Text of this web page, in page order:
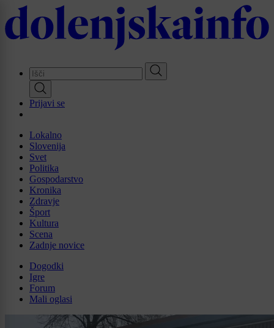
Skip
to
main
Prijavi se
Lokalno
Slovenija
Svet
Politika
Gospodarstvo
Kronika
Zdravje
Šport
Kultura
Scena
Zadnje novice
Dogodki
Igre
Forum
Mali oglasi